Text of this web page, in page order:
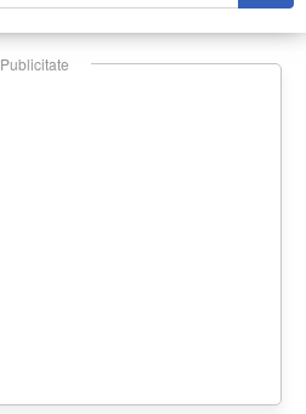
Publicitate